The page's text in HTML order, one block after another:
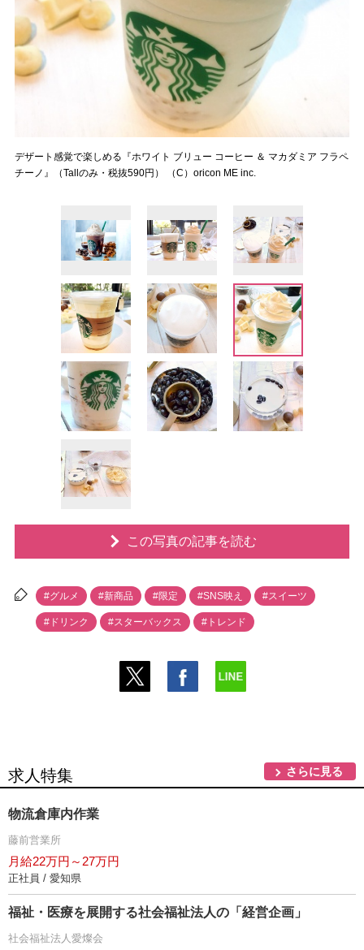
デザート感覚で楽しめる『ホワイト ブリュー コーヒー ＆ マカダミア フラペ
チーノ』（Tallのみ・税抜590円） （C）oricon ME inc.
この写真の記事を読む
#グルメ #新商品 #限定 #SNS映え #スイーツ
#ドリンク #スターバックス #トレンド
求人特集 さらに見る
物流倉庫内作業
藤前営業所
月給22万円～27万円
正社員 / 愛知県
福祉・医療を展開する社会福祉法人の「経営企画」
社会福祉法人愛燦会